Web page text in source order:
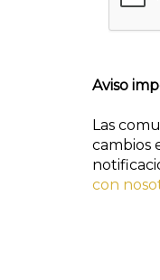
Aviso
Las
cambios
con